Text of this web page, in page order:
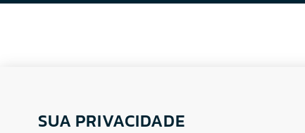
SUA PRIVACIDADE